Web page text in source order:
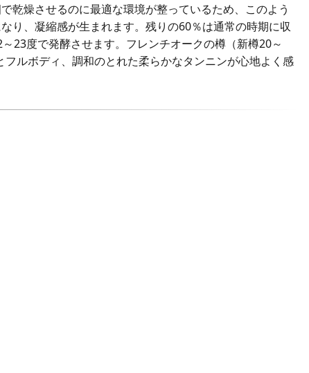
乾燥させるのに最適な環境が整っているため、このよう
り、凝縮感が生まれます。残りの60％は通常の時期に収
23度で発酵させます。フレンチオークの樽（新樽20～
ルボディ、調和のとれた柔らかなタンニンが心地よく感